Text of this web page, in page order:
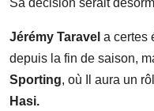
Jérémy Taravel a certes
depuis la fin de saison,
Sporting, où Il aura un
Hasi.